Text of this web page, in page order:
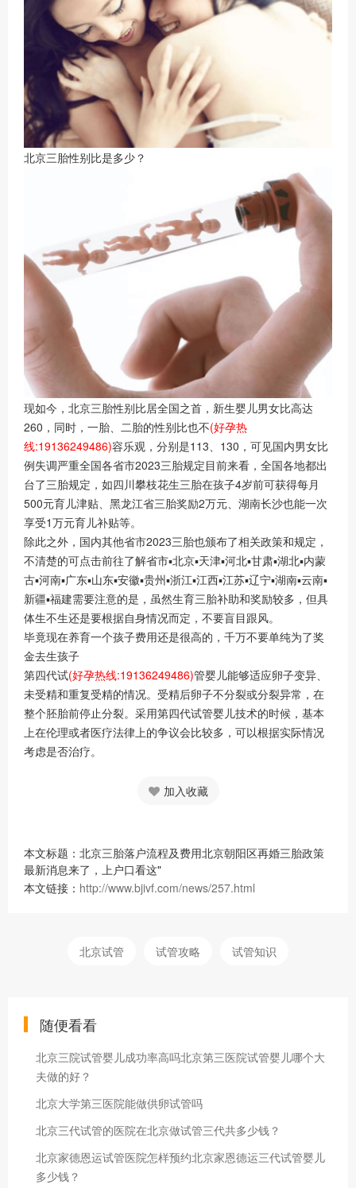
北京三胎性别比是多少？
现如今，北京三胎性别比居全国之首，新生婴儿男女比高达
260，同时，一胎、二胎的性别比也不(好孕热
线:19136249486)容乐观，分别是113、130，可见国内男女比
例失调严重全国各省市2023三胎规定目前来看，全国各地都出
台了三胎规定，如四川攀枝花生三胎在孩子4岁前可获得每月
500元育儿津贴、黑龙江省三胎奖励2万元、湖南长沙也能一次
享受1万元育儿补贴等。
除此之外，国内其他省市2023三胎也颁布了相关政策和规定，
不清楚的可点击前往了解省市▪北京▪天津▪河北▪甘肃▪湖北▪内蒙
古▪河南▪广东▪山东▪安徽▪贵州▪浙江▪江西▪江苏▪辽宁▪湖南▪云南▪
新疆▪福建需要注意的是，虽然生育三胎补助和奖励较多，但具
体生不生还是要根据自身情况而定，不要盲目跟风。
毕竟现在养育一个孩子费用还是很高的，千万不要单纯为了奖
金去生孩子
第四代试(好孕热线:19136249486)管婴儿能够适应卵子变异、
未受精和重复受精的情况。受精后卵子不分裂或分裂异常，在
整个胚胎前停止分裂。采用第四代试管婴儿技术的时候，基本
上在伦理或者医疗法律上的争议会比较多，可以根据实际情况
考虑是否治疗。
加入收藏
本文标题：北京三胎落户流程及费用北京朝阳区再婚三胎政策
最新消息来了，上户口看这"
本文链接： http://www.bjivf.com/news/257.html
北京试管 试管攻略 试管知识
随便看看
北京三院试管婴儿成功率高吗北京第三医院试管婴儿哪个大
夫做的好？
北京大学第三医院能做供卵试管吗
北京三代试管的医院在北京做试管三代共多少钱？
北京家德恩运试管医院怎样预约北京家恩德运三代试管婴儿
多少钱？